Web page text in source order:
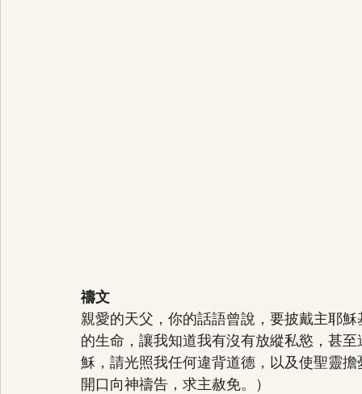
禱文
親愛的天父，你的話語曾說，要披戴主耶
的生命，讓我知道我有沒有放縱私慾，甚
穌，請光照我任何違背道德，以及使聖靈
開口向神禱告，求主赦免。）